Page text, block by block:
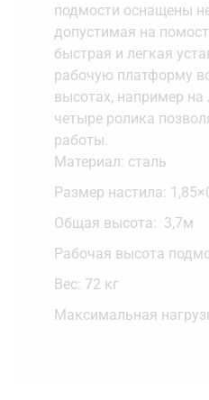
подмости оснащены
допустимая на
быстрая и легкая
рабочую платформу
высотах, например на
четыре ролика
работы.
Материал: сталь
Размер настила:
Общая высота: 3,7м
Рабочая высота
Вес: 72 кг
Максимальная